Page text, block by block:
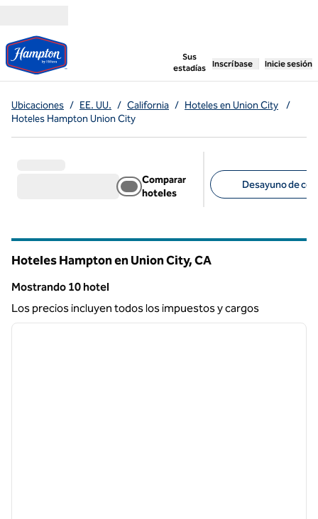
Sus
estadías
, abre una pestaña
Inscríbase Inicie sesión
Ubicaciones / EE. UU. / California / Hoteles en Union City
/
Hoteles Hampton Union City
Comparar
hoteles
Desayuno de
Hoteles Hampton en Union City,CA
Mostrando 10 hotel
Mostrando 10 hotel
Los precios incluyen todos los impuestos y cargos
1 de 12